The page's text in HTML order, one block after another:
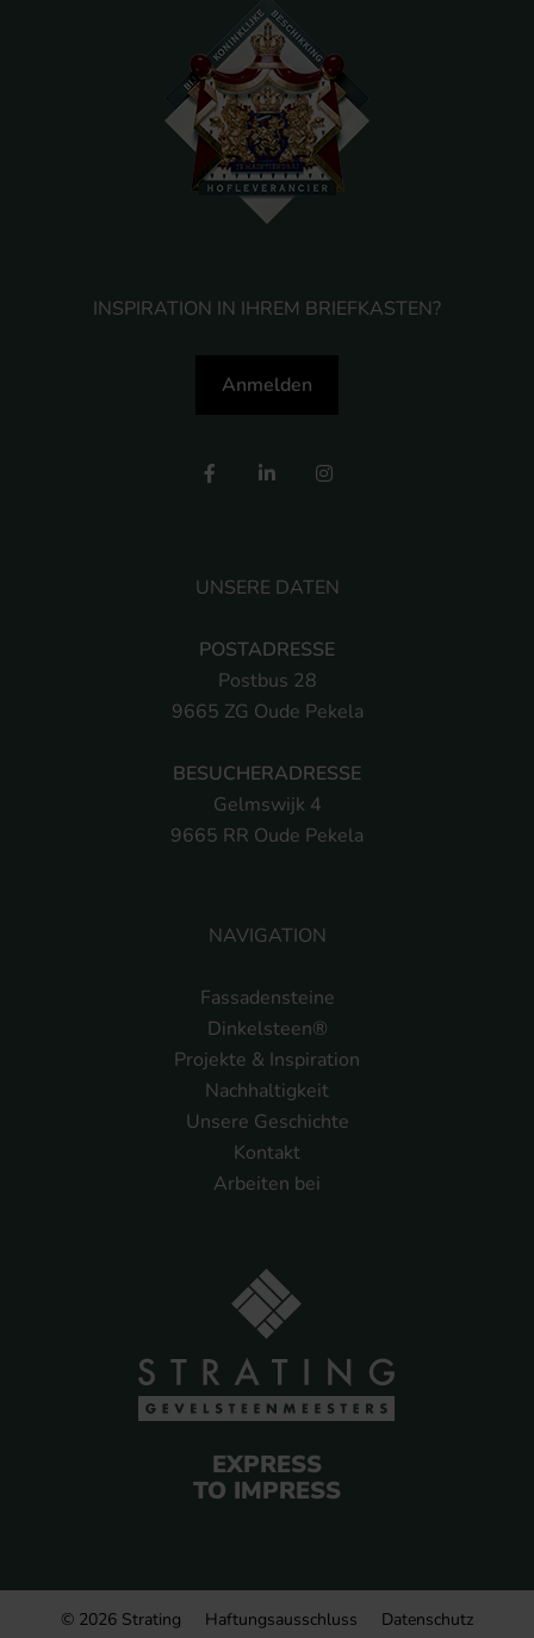
EXPRESS
TO IMPRESS
NAVIGATION
Fassadensteine
Dinkelsteen®
Projekte & Inspiration
Nachhaltigkeit
Unsere Geschichte
Kontakt
Arbeiten bei
UNSERE DATEN
POSTADRESSE
Postbus 28
9665 ZG Oude Pekela
BESUCHERADRESSE
Gelmswijk 4
9665 RR Oude Pekela
INSPIRATION IN IHREM BRIEFKASTEN?
Anmelden
© 2026 Strating Haftungsausschluss Datenschutz